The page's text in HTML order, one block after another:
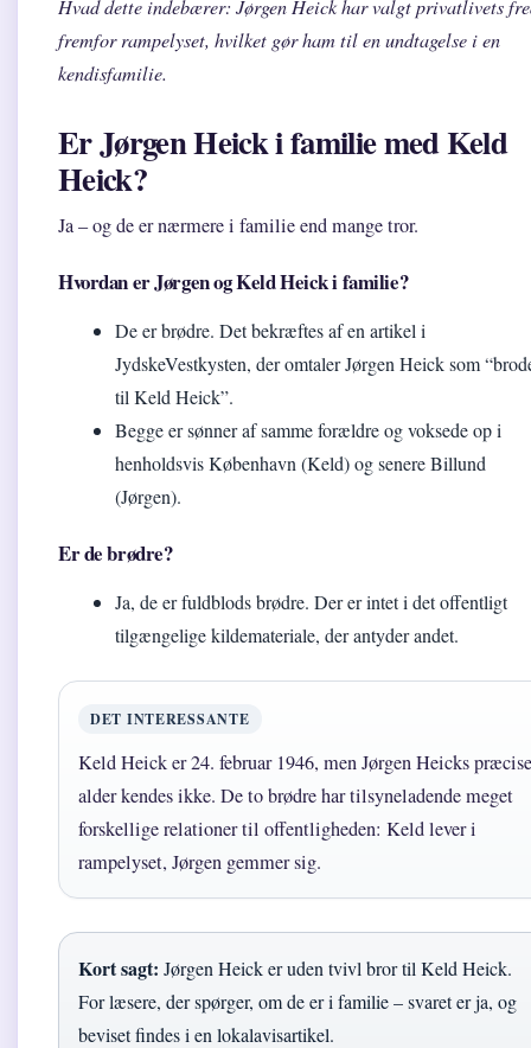
Hvad dette indebærer: Jørgen Heick har valgt privatlivets
fremfor rampelyset, hvilket gør ham til en undtagelse i en
kendisfamilie.
Er Jørgen Heick i familie med Keld
Heick?
Ja – og de er nærmere i familie end mange tror.
Hvordan er Jørgen og Keld Heick i familie?
De er brødre. Det bekræftes af en artikel i
JydskeVestkysten, der omtaler Jørgen Heick som
til Keld Heick”.
Begge er sønner af samme forældre og voksede op i
henholdsvis København (Keld) og senere Billund
(Jørgen).
Er de brødre?
Ja, de er fuldblods brødre. Der er intet i det offentligt
tilgængelige kildemateriale, der antyder andet.
DET INTERESSANTE
Keld Heick er 24. februar 1946, men Jørgen Heicks præcise
alder kendes ikke. De to brødre har tilsyneladende meget
forskellige relationer til offentligheden: Keld lever i
rampelyset, Jørgen gemmer sig.
Kort sagt: Jørgen Heick er uden tvivl bror til Keld Heick.
For læsere, der spørger, om de er i familie – svaret er ja, og
beviset findes i en lokalavisartikel.